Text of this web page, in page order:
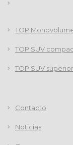
TOP
TOP SUV
TOP SUV
Contacto
Noticias